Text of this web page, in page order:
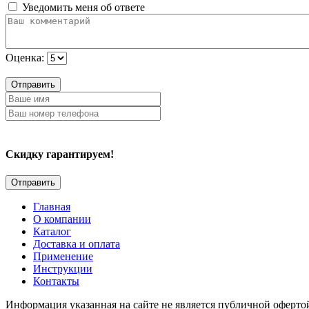
Уведомить меня об ответе
Оценка:
Отправить
Скидку гарантируем!
Главная
О компании
Каталог
Доставка и оплата
Применение
Инструкции
Контакты
Информация указанная на сайте не является публичной